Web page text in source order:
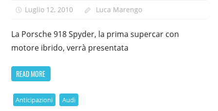
Luglio 12, 2010 Luca Marengo
La Porsche 918 Spyder, la prima supercar con
motore ibrido, verrà presentata
READ MORE
Anticipazioni Audi